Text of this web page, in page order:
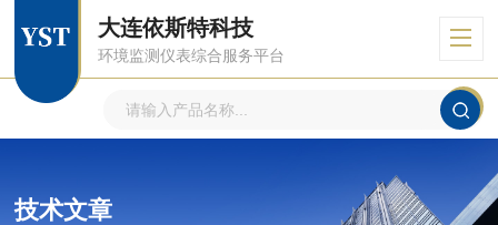
大连依斯特科技
环境监测仪表综合服务平台
技术文章